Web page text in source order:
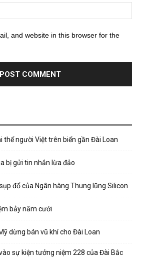
and website in this browser for the
thể người Việt trên biển gần Đài Loan
bị gửi tin nhắn lừa đảo
đổ của Ngân hàng Thung lũng Silicon
bảy năm cưới
dừng bán vũ khí cho Đài Loan
sự kiện tưởng niệm 228 của Đài Bắc